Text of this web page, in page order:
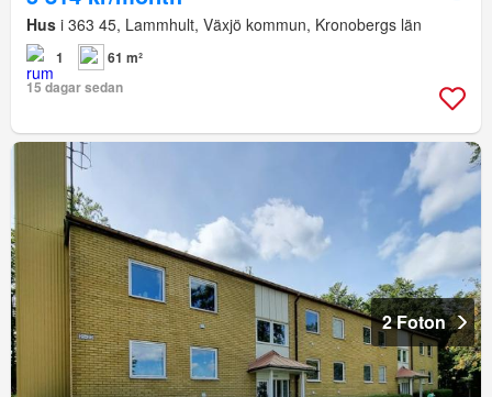
Hus i 363 45, Lammhult, Växjö kommun, Kronobergs län
1
61 m²
15 dagar sedan
2 Foton